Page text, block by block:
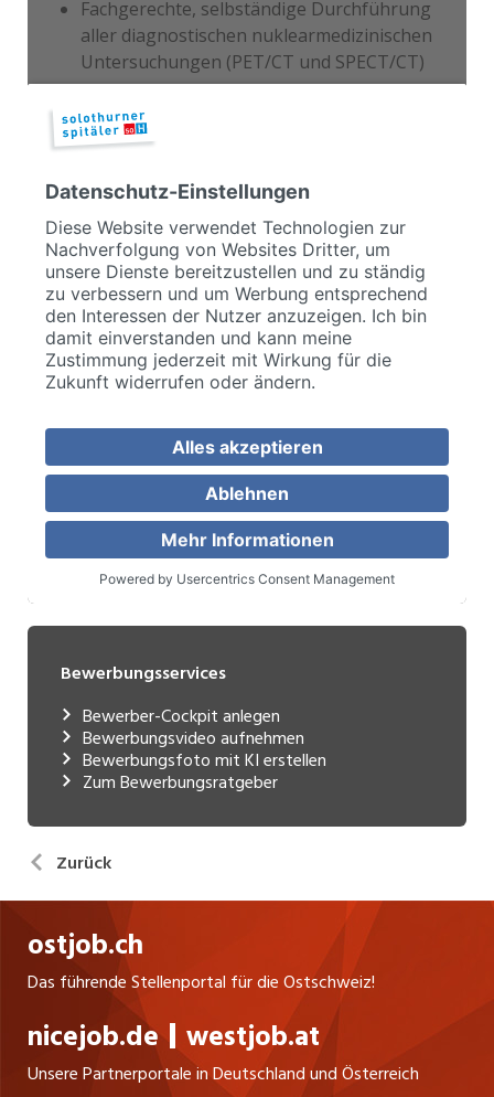
Bewerbungsservices
Bewerber-Cockpit anlegen
Bewerbungsvideo aufnehmen
Bewerbungsfoto mit KI erstellen
Zum Bewerbungsratgeber
Zurück
ostjob.ch
Das führende Stellenportal für die Ostschweiz!
nicejob.de westjob.at
Unsere Partnerportale in Deutschland und Österreich